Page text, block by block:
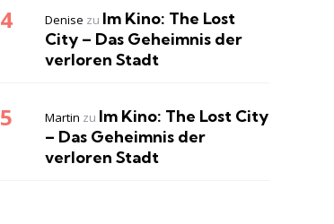
Denise zu Im Kino: The Lost
City – Das Geheimnis der
verloren Stadt
Martin zu Im Kino: The Lost City
– Das Geheimnis der
verloren Stadt